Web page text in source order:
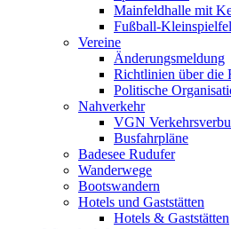
Mainfeldhalle mit
Fußball-
Vereine
Änderungsmeldung
Richtlinien über die
Politische
Nahverkehr
VGN
Busfahrpläne
Badesee Rudufer
Wanderwege
Bootswandern
Hotels und Gaststätten
Hotels & Gaststätten